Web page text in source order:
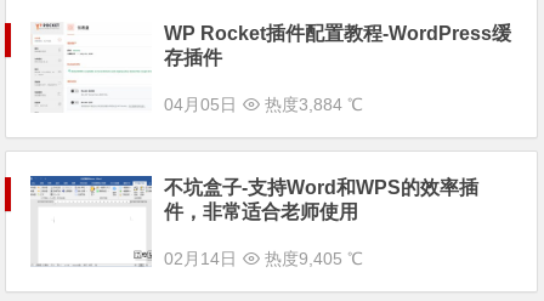
WP Rocket插件配置教程-WordPress缓
存插件
04月05日 热度3,884 ℃
不坑盒子-支持Word和WPS的效率插
件，非常适合老师使用
02月14日 热度9,405 ℃